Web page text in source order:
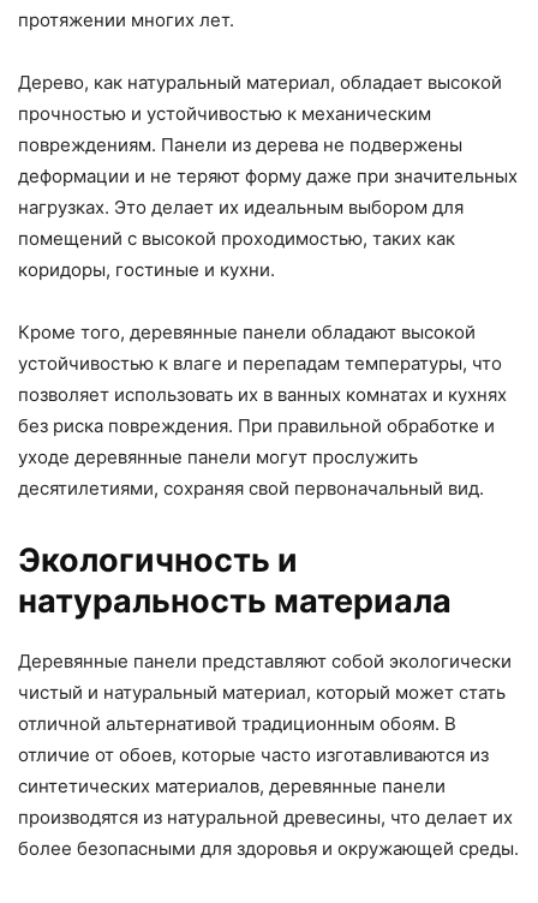
протяжении многих лет.
Дерево, как натуральный материал, обладает высокой
прочностью и устойчивостью к механическим
повреждениям. Панели из дерева не подвержены
деформации и не теряют форму даже при значительных
нагрузках. Это делает их идеальным выбором для
помещений с высокой проходимостью, таких как
коридоры, гостиные и кухни.
Кроме того, деревянные панели обладают высокой
устойчивостью к влаге и перепадам температуры, что
позволяет использовать их в ванных комнатах и кухнях
без риска повреждения. При правильной обработке и
уходе деревянные панели могут прослужить
десятилетиями, сохраняя свой первоначальный вид.
Экологичность и
натуральность материала
Деревянные панели представляют собой экологически
чистый и натуральный материал, который может стать
отличной альтернативой традиционным обоям. В
отличие от обоев, которые часто изготавливаются из
синтетических материалов, деревянные панели
производятся из натуральной древесины, что делает их
более безопасными для здоровья и окружающей среды.